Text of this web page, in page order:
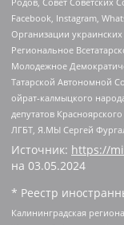
Facebook, Instagram,
Организации
Региональное
Молодежное
Татарской Автономной
ойрат-калмыцкого
депутатов
ЛГБТ, Я.МЫ Сергей
Источник: https://
на 03.05.2024
* Реестр
Калининградская региональная общественная организация "Экозащита!-Женсовет", Фонд содействия защите прав и свобод граждан "Общественный вердикт", Фонд "Институт Развития Свободы Информации", Частное учреждение "Информационное агентство МЕМО. РУ", Региональная общественная организация "Общественная комиссия по сохранению наследия академика Сахарова", Фонд поддержки свободы прессы, Санкт-Петербургская общественная правозащитная организация "Гражданский контроль", Межрегиональная общественная организация "Информационно-просветительский центр "Мемориал", Региональный Фонд "Центр Защиты Прав Средств Массовой Информации", с 05.12.2023 Фонд "Центр Защиты Прав Средств массовой информации", Региональная общественная благотворительная организация помощи беженцам и мигрантам "Гражданское содействие", Негосударственное образовательное учреждение дополнительного профессионального образования (повышение квалификации) специалистов "АКАДЕМИЯ ПО ПРАВАМ ЧЕЛОВЕКА", Свердловская региональная общественная организация "Сутяжник", Автономная некоммерческая организация "Центр независимых социологических исследований", Союз общественных объединений "Российский исследовательский центр по правам человека", Региональное общественное учреждение научно-информационный центр "МЕМОРИАЛ", Некоммерческая организация "Фонд защиты гласности", Автономная некоммерческая организация "Институт прав человека", Городская общественная организация "Екатеринбургское общество "МЕМОРИАЛ", Городская общественная организация "Рязанское историко-просветительское и правозащитное общество "Мемориал" (Рязанский Мемориал), Челябинский региональный орган общественной самодеятельности – женское общественное объединение "Женщины Евразии", Челябинский региональный орган общественной самодеятельности "Уральская правозащитная группа", Фонд содействия защите здоровья и социальной справедливости имени Андрея Рылькова, Автономная Некоммерческая Организация "Аналитический Центр Юрия Левады", Автономная некоммерческая организация социальной поддержки населения "Проект Апрель", Региональная общественная организация помощи женщинам и детям, находящимся в кризисной ситуации "Информационно-методический центр "Анна", Фонд содействия развитию массовых коммуникаций и правовому просвещению "Так-так-Так", Фонд содействия устойчивому развитию "Серебряная тайга", Свердловский региональный общественный фонд социальных проектов "Новое время", "Idel.Реалии", Кавказ.Реалии, Крым.Реалии, Телеканал Настоящее Время, Татаро-башкирская служба Радио Свобода (Azatliq Radiosi), Радио Свободная Европа/Радио Свобода (PCE/PC), "Сибирь.Реалии", "Фактограф", Благотворительный фонд помощи осужденным и их семьям, Автономная некоммерческая организация "Институт глобализации и социальных движений", Фонд "В защиту прав заключенных", Частное учреждение "Центр поддержки и содействия развитию средств массовой информации", Пензенский региональный общественный благотворительный фонд "Гражданский союз", "Север.Реалии", Некоммерческая организация Фонд "Правовая инициатива", Общество с ограниченной ответственностью "Радио Свободная Европа/Радио Свобода", Чешское информационное агентство "MEDIUM-ORIENT", Красноярская региональная общественная организация "Мы против СПИДа", Камалягин Денис Николаевич, Маркелов Сергей Евгеньевич, Пономарев Лев Александрович, Савицкая Людмила Алексеевна, Автономная